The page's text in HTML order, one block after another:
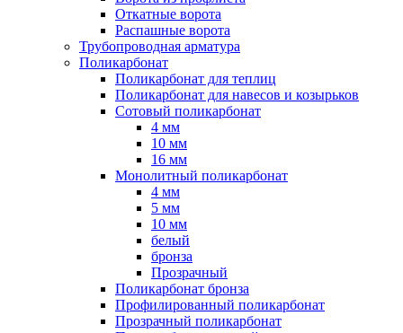
Откатные ворота
Распашные ворота
Трубопроводная арматура
Поликарбонат
Поликарбонат для теплиц
Поликарбонат для навесов и козырьков
Сотовый поликарбонат
4 мм
10 мм
16 мм
Монолитный поликарбонат
4 мм
5 мм
10 мм
белый
бронза
Прозрачный
Поликарбонат бронза
Профилированный поликарбонат
Прозрачный поликарбонат